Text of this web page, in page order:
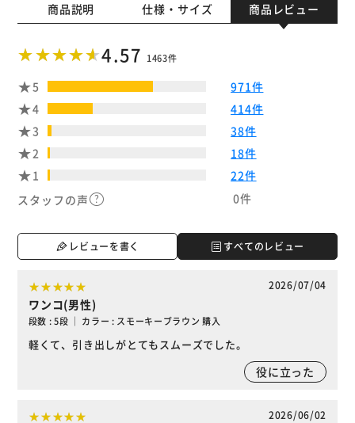
商品説明 仕様・サイズ 商品レビュー
4.57 1463件
5
971件
4
414件
3
38件
2
18件
1
22件
スタッフの声
0件
レビューを書く すべてのレビュー
2026/07/04
ワンコ(男性)
段数 : 5段 ｜ カラー : スモーキーブラウン 購入
軽くて、引き出しがとてもスムーズでした。
役に立った
2026/06/02